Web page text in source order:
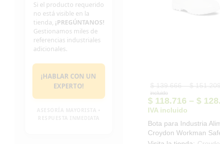
$139.666 – $
incluido
$118.716 – $
IVA incluido
Bota para Industria
Croydon Workman
Food Industry Blanca
Si el producto requerido
no está visible en la
tienda, ¡PREGÚNTANOS!
Gestionamos miles de
referencias industriales
adicionales.
¡HABLAR CON UN
EXPERTO!